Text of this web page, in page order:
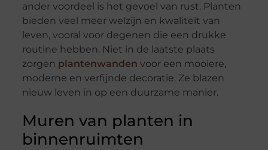
ander voordeel is het gevoel van rust. Planten
bieden veel meer welzijn en kwaliteit van
leven, vooral voor degenen die een drukke
routine hebben. Niet in de laatste plaats
zorgen plantenwanden voor een mooiere,
moderne en verfijnde decoratie. Ze blazen
nieuw leven in op een duurzame manier.
Muren van planten in
binnenruimten